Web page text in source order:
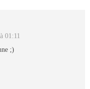
01:11
;)